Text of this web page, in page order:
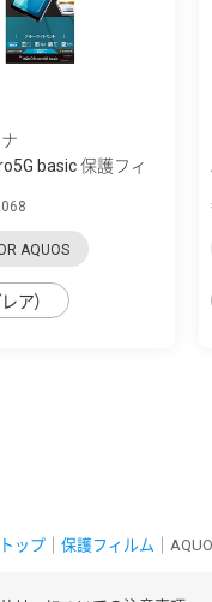
basic 保護フィ
AQUOS
ア）
ップ 保護フィルム ｜